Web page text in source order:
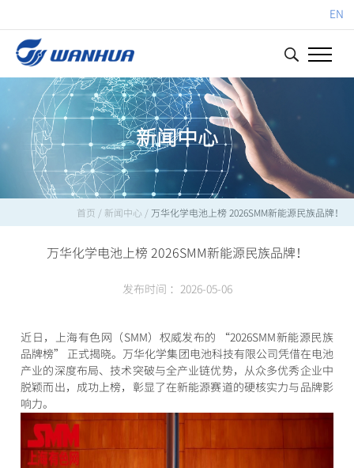
EN
新闻中心
首页 / 新闻中心 / 万华化学电池上榜 2026SMM新能源民族品牌！
万华化学电池上榜 2026SMM新能源民族品牌！
发布时间 ：2026-05-06
近日，上海有色网（SMM）权威发布的 “2026SMM新能源民族
品牌榜” 正式揭晓。万华化学集团电池科技有限公司凭借在电池
产业的深度布局、技术突破与全产业链优势，从众多优秀企业中
脱颖而出，成功上榜，彰显了在新能源赛道的硬核实力与品牌影
响力。